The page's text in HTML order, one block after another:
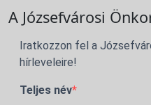
A Józsefvárosi
Iratkozzon fel a
hírleveleire!
Teljes név